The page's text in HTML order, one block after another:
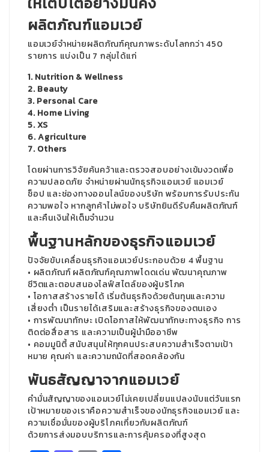
ผลิตภัณฑ์แอมเวย์
แอมเวย์จำหน่ายผลิตภัณฑ์คุณภาพระดับโลกกว่า 450
รายการ แบ่งเป็น 7 กลุ่มได้แก่
1. Nutrition & Wellness
2. Beauty
3. Personal Care
4. Home Living
5. XS
6. Agriculture
7. Others
โดยผ่านการวิจัยค้นคว้าและตรวจสอบอย่างเข้มงวดเพื่อ
ความปลอดภัย จำหน่ายผ่านนักธุรกิจแอมเวย์ แอมเวย์
ช็อป และช่องทางออนไลน์ของบริษัท พร้อมการรับประกัน
ความพอใจ หากลูกค้าไม่พอใจ บริษัทยินดีรับคืนผลิตภัณฑ์
และคืนเงินให้เต็มจำนวน
พื้นฐานหลักของธุรกิจแอมเวย์
ปัจจัยขับเคลื่อนธุรกิจแอมเวย์ประกอบด้วย 4 พื้นฐาน
• ผลิตภัณฑ์ ผลิตภัณฑ์คุณภาพโดดเด่น พัฒนาคุณภาพ
ชีวิตและตอบสนองไลฟ์สไตล์ของผู้บริโภค
• โอกาสสร้างรายได้ เริ่มต้นธุรกิจด้วยต้นทุนและความ
เสี่ยงต่ำ เป็นรายได้เสริมและสร้างธุรกิจของตนเอง
• การพัฒนาทักษะ เปิดโอกาสให้พัฒนาทักษะทางธุรกิจ การ
ติดต่อสื่อสาร และความเป็นผู้นำมืออาชีพ
• คอมมูนิตี้ สนับสนุนให้ทุกคนประสบความสำเร็จตามเป้า
หมาย คุณค่า และความถนัดที่สอดคล้องกัน
พันธสัญญาจากแอมเวย์
คำมั่นสัญญาของแอมเวย์ไม่เคยเปลี่ยนแปลงนับแต่วันแรก
เป้าหมายของเราคือความสำเร็จของนักธุรกิจแอมเวย์ และ
ความเชื่อมั่นของผู้บริโภคเกี่ยวกับผลิตภัณฑ์
ด้วยการส่งมอบบริการและการคุ้มครองที่สูงสุด